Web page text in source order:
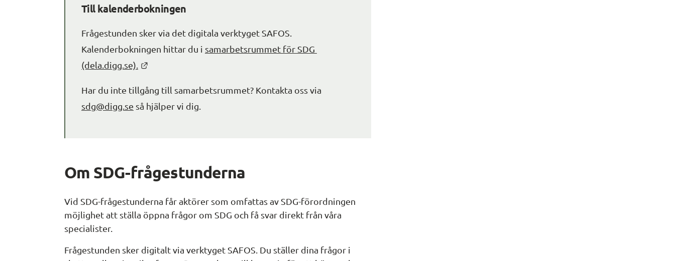
Till kalenderbokningen
Frågestunden sker via det digitala verktyget SAFOS.
Kalenderbokningen hittar du i samarbetsrummet för SDG
(dela.digg.se).
sdg@digg.se så hjälper vi dig.
Om SDG-frågestunderna
Vid SDG-frågestunderna får aktörer som omfattas av SDG-förordningen
möjlighet att ställa öppna frågor om SDG och få svar direkt från våra
specialister.
Frågestunden sker digitalt via verktyget SAFOS. Du ställer dina frågor i